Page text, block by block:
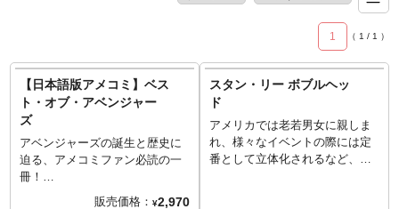
1 （ 1 / 1 ）
【日本語版アメコミ】ベス
ト・オブ・アベンジャー
ズ
アベンジャーズの誕生と歴史に
迫る、アメコミファン必読の一
冊！
今や世界的に高い人気と知名度
販売価格： ¥2,970
スタン・リー ボブルヘッ
ド
アメリカでは老若男女に親しま
れ、様々なイベントの際には定
番として立体化されるなど、文